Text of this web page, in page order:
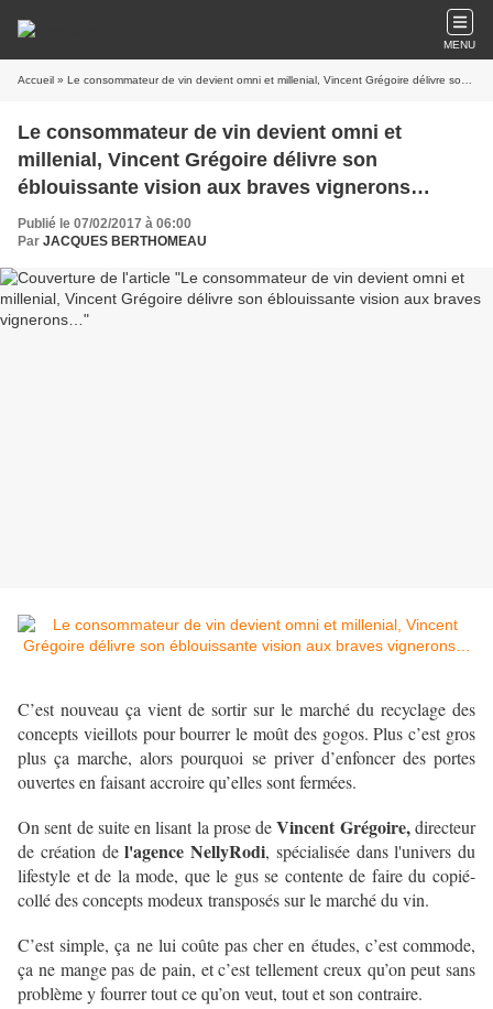
MENU
Accueil » Le consommateur de vin devient omni et millenial, Vincent Grégoire délivre son éblouissante vision aux braves vignerons…
Le consommateur de vin devient omni et
millenial, Vincent Grégoire délivre son
éblouissante vision aux braves vignerons…
Publié le 07/02/2017 à 06:00
Par JACQUES BERTHOMEAU
C’est nouveau ça vient de sortir sur le marché du recyclage des
concepts vieillots pour bourrer le moût des gogos. Plus c’est gros
plus ça marche, alors pourquoi se priver d’enfoncer des portes
ouvertes en faisant accroire qu’elles sont fermées.
On sent de suite en lisant la prose deVincent Grégoire,directeur
de création del'agence NellyRodi, spécialisée dans l'univers du
lifestyle et de la mode, que le gus se contente de faire du copié-
collé des concepts modeux transposés sur le marché du vin.
C’est simple, ça ne lui coûte pas cher en études, c’est commode,
ça ne mange pas de pain, et c’est tellement creux qu’on peut sans
problème y fourrer tout ce qu’on veut, tout et son contraire.